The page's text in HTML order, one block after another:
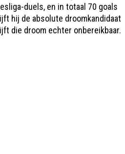
duels, en in totaal 70 goals
hij de absolute droomkandidaat
die droom echter onbereikbaar.